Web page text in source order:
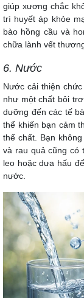
giúp xương chắc
trì huyết áp khỏe
bào hồng cầu và
chữa lành vết
6. Nước
Nước cải thiện
như một chất bôi
dưỡng đến các tế
thể khiến bạn cảm
thể chất. Bạn
và rau quả cũng có
leo hoặc dưa hấu
nước.